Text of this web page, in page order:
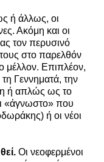
ή άλλως, οι
Ακόμη και οι
τον περυσινό
στο παρελθόν
μέλλον. Επιπλέον,
Γεννηματά, την
ή απλώς ως το
«άγνωστο» που
ή οι νέοι
Οι νεοφερμένοι